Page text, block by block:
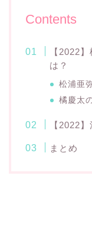
Contents
【2022
は？
松浦亜
橘慶太
【2022
まとめ